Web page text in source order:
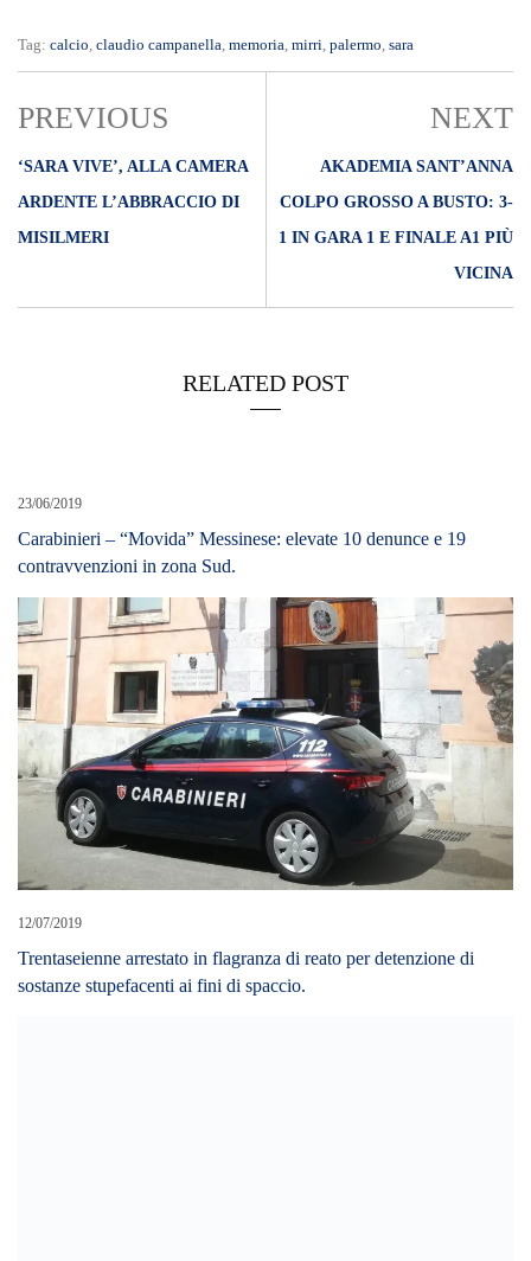
Tag: calcio, claudio campanella, memoria, mirri, palermo, sara
PREVIOUS
‘SARA VIVE’, ALLA CAMERA
ARDENTE L’ABBRACCIO DI
MISILMERI
NEXT
AKADEMIA SANT’ANNA
COLPO GROSSO A BUSTO: 3-
1 IN GARA 1 E FINALE A1 PIÙ
VICINA
RELATED POST
23/06/2019
Carabinieri – “Movida” Messinese: elevate 10 denunce e 19
contravvenzioni in zona Sud.
12/07/2019
Trentaseienne arrestato in flagranza di reato per detenzione di
sostanze stupefacenti ai fini di spaccio.